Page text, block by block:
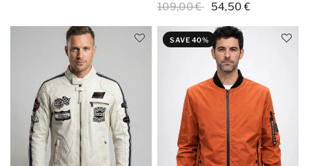
109,00 €
54,50 €
SAVE 40%